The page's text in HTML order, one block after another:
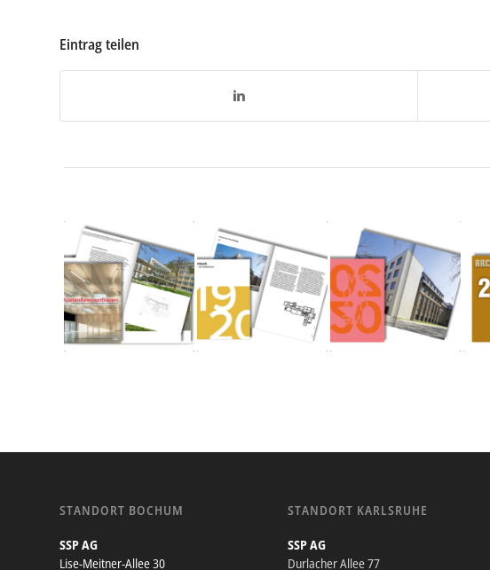
Eintrag teilen
STANDORT BOCHUM
SSP AG
Lise-Meitner-Allee 30
STANDORT KARLSRUHE
SSP AG
Durlacher Allee 77